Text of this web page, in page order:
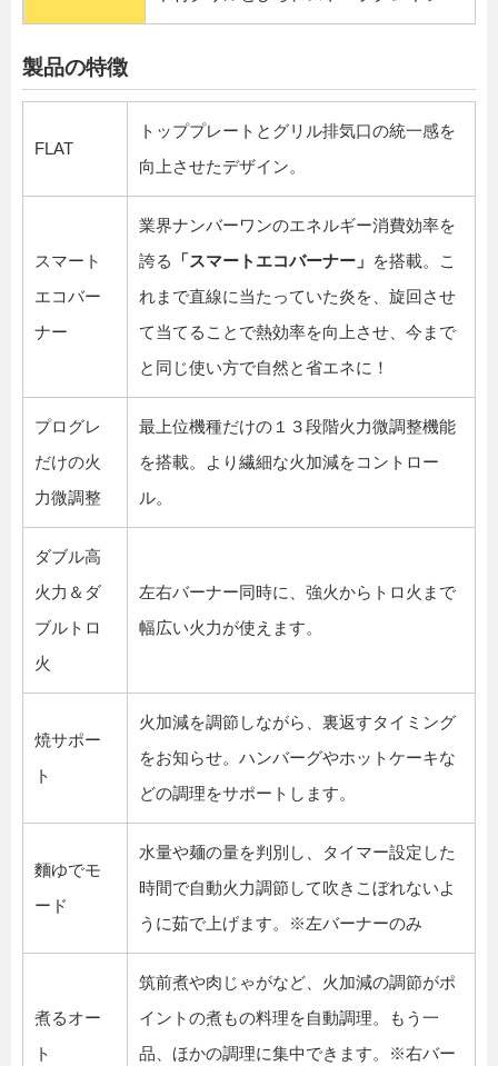
製品の特徴
FLAT
トッププレートとグリル排気口の統一感を
向上させたデザイン。
スマート
エコバー
ナー
業界ナンバーワンのエネルギー消費効率を
誇る
「スマートエコバーナー」 を搭載。こ
れまで直線に当たっていた炎を、旋回させ
て当てることで熱効率を向上させ、今まで
と同じ使い方で自然と省エネに！
プログレ
だけの火
力微調整
最上位機種だけの１３段階火力微調整機能
を搭載。より繊細な火加減をコントロー
ル。
ダブル高
火力＆ダ
ブルトロ
火
左右バーナー同時に、強火からトロ火まで
幅広い火力が使えます。
焼サポー
ト
火加減を調節しながら、裏返すタイミング
をお知らせ。ハンバーグやホットケーキな
どの調理をサポートします。
麵ゆでモ
ード
水量や麺の量を判別し、タイマー設定した
時間で自動火力調節して吹きこぼれないよ
うに茹で上げます。※左バーナーのみ
煮るオー
ト
筑前煮や肉じゃがなど、火加減の調節がポ
イントの煮もの料理を自動調理。もう一
品、ほかの調理に集中できます。※右バー